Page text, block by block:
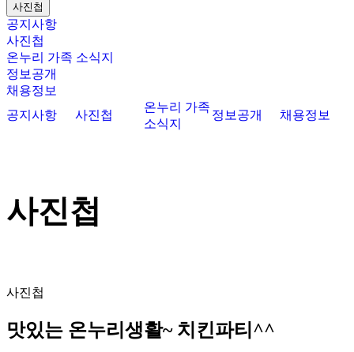
사진첩
공지사항
사진첩
온누리 가족 소식지
정보공개
채용정보
공지사항
사진첩
온누리 가족
소식지
정보공개 채용정보
사진첩
사진첩
맛있는 온누리생활~ 치킨파티^^